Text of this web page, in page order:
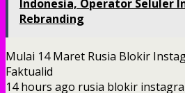
Indonesia, Operator Seluler
Rebranding
Mulai 14 Maret Rusia Blokir
Faktualid
14 hours ago rusia blokir